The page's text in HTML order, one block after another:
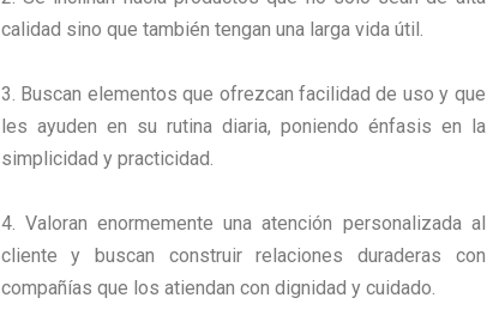
calidad sino que también tengan una larga vida útil.
3. Buscan elementos que ofrezcan facilidad de uso y que
les ayuden en su rutina diaria, poniendo énfasis en la
simplicidad y practicidad.
4. Valoran enormemente una atención personalizada al
cliente y buscan construir relaciones duraderas con
compañías que los atiendan con dignidad y cuidado.